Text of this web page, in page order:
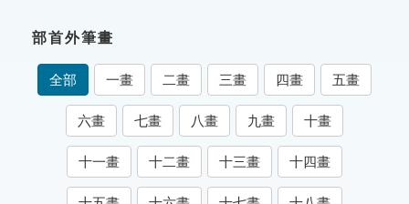
索引選單
知識索引
單字索引
生命大百科索引
部首外筆畫
全部 一畫 二畫 三畫 四畫 五畫
六畫 七畫 八畫 九畫 十畫
十一畫 十二畫 十三畫 十四畫